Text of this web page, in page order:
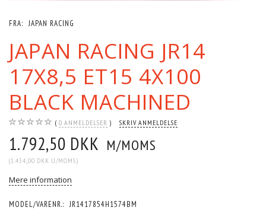
FRA: JAPAN RACING
JAPAN RACING JR14
17X8,5 ET15 4X100
BLACK MACHINED
0 ANMELDELSER SKRIV ANMELDELSE
1.792,50 DKK M/MOMS
(1.434,00 DKK U/MOMS)
Mere information
MODEL/VARENR.: JR1417854H1574BM